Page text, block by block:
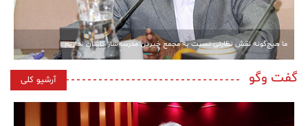
ما هیچ‌گونه نقش نظارتی نسبت به مجمع خیرین مدرسه‌ساز کاشان نداریم
گفت وگو آرشیو کلی